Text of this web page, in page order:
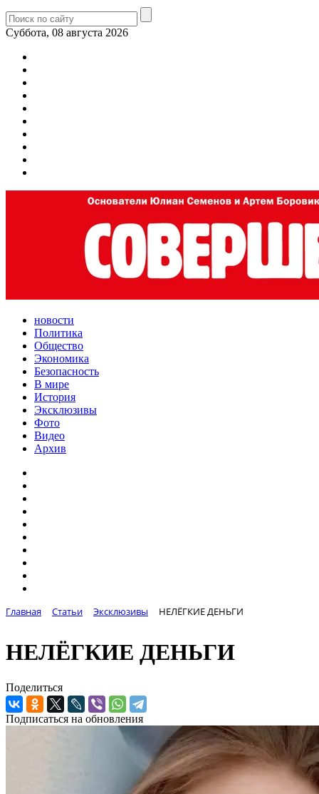
Суббота, 08 августа 2026
новости
Политика
Общество
Экономика
Безопасность
В мире
История
Эксклюзивы
Фото
Видео
Архив
Главная Статьи Эксклюзивы НЕЛЁГКИЕ ДЕНЬГИ
НЕЛЁГКИЕ ДЕНЬГИ
Поделиться
Подписаться на обновления